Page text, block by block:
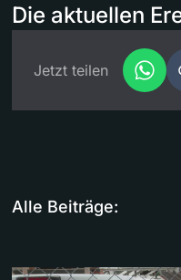
Die aktuellen
Jetzt teilen
Alle Beiträge: